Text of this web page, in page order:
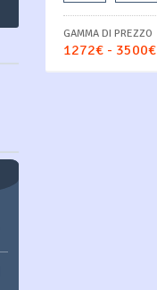
GAMMA DI PREZZO
1272€ - 3500€